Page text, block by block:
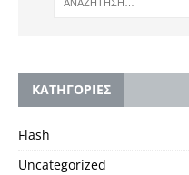
KΑΤΗΓΟΡΙΕΣ
Flash
Uncategorized